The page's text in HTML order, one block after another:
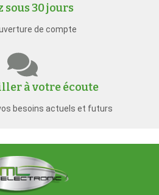
sous 30 jours
de compte
à votre écoute
besoins actuels et futurs